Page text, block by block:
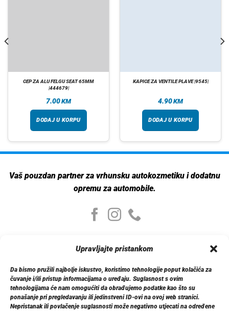
Upravljajte pristankom
Da bismo pružili najbolje iskustvo, koristimo tehnologije poput kolačića za
čuvanje i/ili pristup informacijama o uređaju. Suglasnost s ovim
tehnologijama će nam omogućiti da obrađujemo podatke kao što su
ponašanje pri pregledavanju ili jedinstveni ID-ovi na ovoj web stranici.
Nepristanak ili povlačenje suglasnosti može negativno utjecati na određene
CEP ZA ALU FELGU SEAT 65MM
|444679|
7.00KM
DODAJ U KORPU
KAPICE ZA VENTILE PLAVE |9545|
4.90KM
DODAJ U KORPU
Vaš pouzdan partner za vrhunsku autokozmetiku i dodatnu
opremu za automobile.
Moj nalog
Moj nalog
Moje narudžbe
Detalji računa
Log out
Informacije